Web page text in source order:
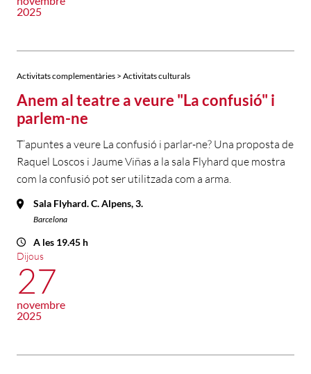
2025
Activitats complementàries > Activitats culturals
Anem al teatre a veure "La confusió" i
parlem-ne
T’apuntes a veure La confusió i parlar-ne? Una proposta de
Raquel Loscos i Jaume Viñas a la sala Flyhard que mostra
com la confusió pot ser utilitzada com a arma.
Sala Flyhard. C. Alpens, 3.
Barcelona
A les 19.45 h
Dijous
27
novembre
2025